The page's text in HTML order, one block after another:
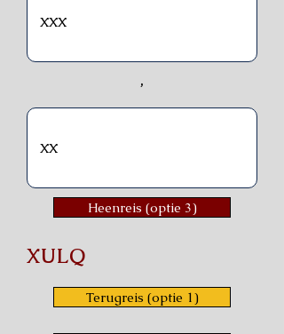
,
Heenreis (optie 3)
XULQ
Terugreis (optie 1)